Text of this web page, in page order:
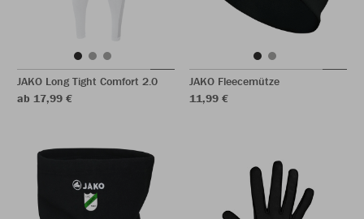
JAKO Long Tight Comfort 2.0
ab 17,99 €
JAKO Fleecemütze
11,99 €